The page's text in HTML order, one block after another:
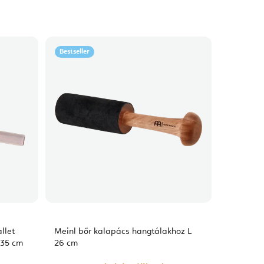
cm
Bestseller
Meinl bőr kalapács hangtálakhoz L
26 cm